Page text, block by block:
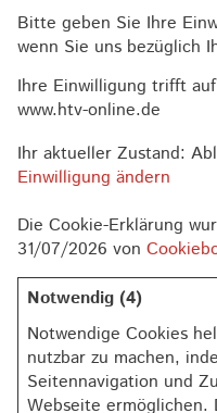
Bitte geben Sie Ihre
wenn Sie uns bezüglich
Ihre Einwilligung trifft
www.htv-online.de
Ihr aktueller Zustand:
Einwilligung ändern
Die Cookie-Erklärung
31/07/2026 von
Notwendig (4)
Notwendige Cookies
nutzbar zu machen,
Seitennavigation und
Webseite ermöglichen.